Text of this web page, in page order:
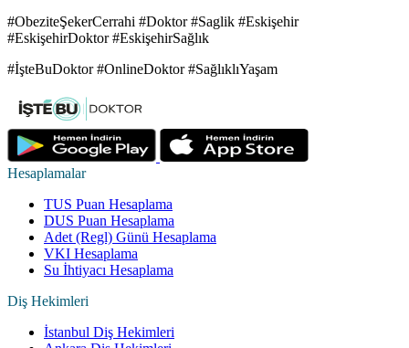
#ObeziteŞekerCerrahi #Doktor #Saglik #Eskişehir
#EskişehirDoktor #EskişehirSağlık
#İşteBuDoktor #OnlineDoktor #SağlıklıYaşam
Hesaplamalar
TUS Puan Hesaplama
DUS Puan Hesaplama
Adet (Regl) Günü Hesaplama
VKI Hesaplama
Su İhtiyacı Hesaplama
Diş Hekimleri
İstanbul Diş Hekimleri